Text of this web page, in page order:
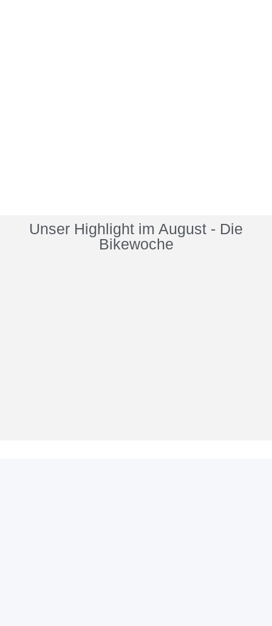
Unser Highlight im August - Die
Bikewoche